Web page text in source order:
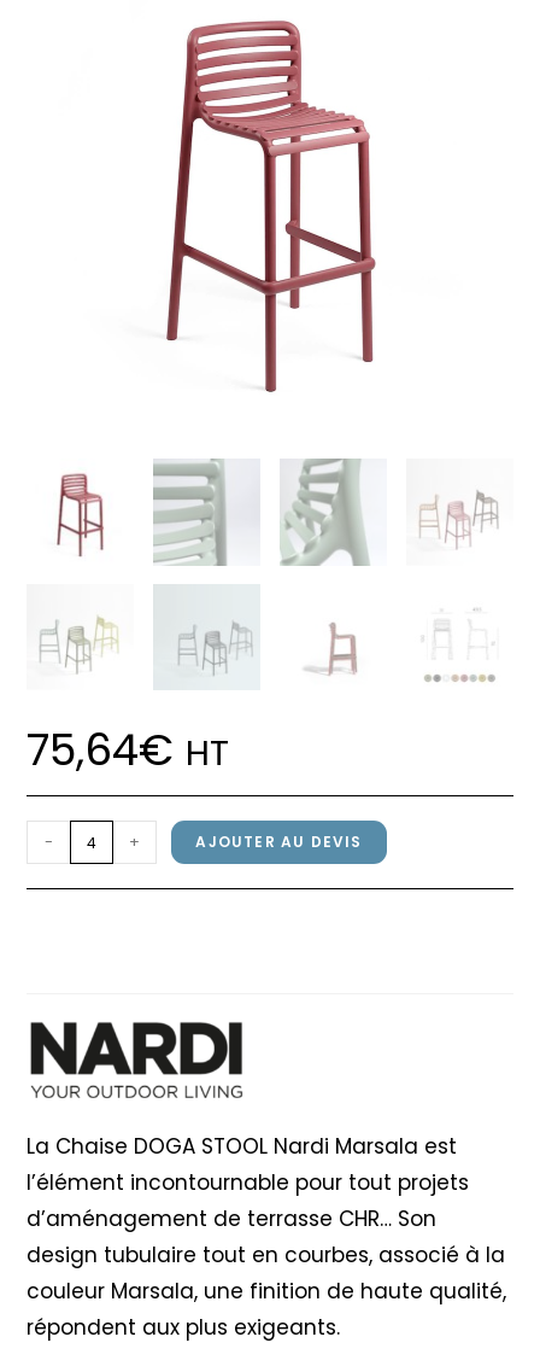
75,64€ HT
quantité
de
Chaise
- + AJOUTER AU DEVIS
La Chaise DOGA STOOL Nardi Marsala est
l’élément incontournable pour tout projets
d’aménagement de terrasse CHR… Son
design tubulaire tout en courbes, associé à la
couleur Marsala, une finition de haute qualité,
répondent aux plus exigeants.